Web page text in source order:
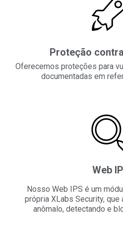
Proteção
Oferecemos proteções para
documentadas em
Web
Nosso Web IPS é um
própria XLabs Security,
anômalo, detectando e